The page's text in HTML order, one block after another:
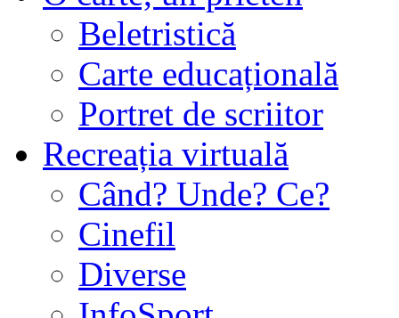
Beletristică
Carte educațională
Portret de scriitor
Recreația virtuală
Când? Unde? Ce?
Cinefil
Diverse